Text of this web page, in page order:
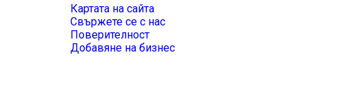
Картата на сайта
Свържете се с нас
Поверителност
Добавяне на бизнес